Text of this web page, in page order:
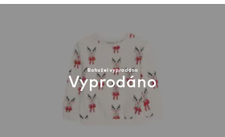
Bohužel vyprodáno
Vyprodáno